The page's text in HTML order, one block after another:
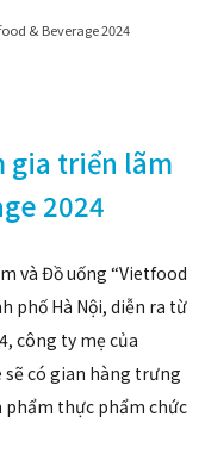
& Beverage 2024
gia triển lãm
2024
và Đồ uống “Vietfood
phố Hà Nội, diễn ra từ
công ty mẹ của
sẽ có gian hàng trưng
phẩm thực phẩm chức